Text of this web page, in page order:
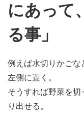
にあって
る事」
例えば水切りかごな
左側に置く。
そうすれば野菜を切
り出せる。